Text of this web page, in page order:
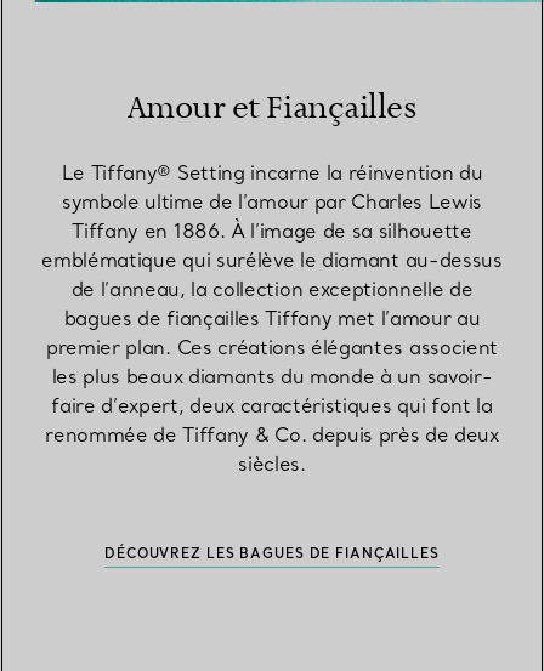
Amour et Fiançailles
Le Tiffany® Setting incarne la réinvention du
symbole ultime de l’amour par Charles Lewis
Tiffany en 1886. À l’image de sa silhouette
emblématique qui surélève le diamant au-dessus
de l’anneau, la collection exceptionnelle de
bagues de fiançailles Tiffany met l’amour au
premier plan. Ces créations élégantes associent
les plus beaux diamants du monde à un savoir-
faire d’expert, deux caractéristiques qui font la
renommée de Tiffany & Co. depuis près de deux
siècles.
DÉCOUVREZ LES BAGUES DE FIANÇAILLES